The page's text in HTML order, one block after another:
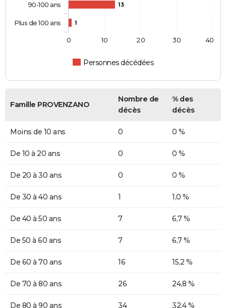
13
1
Personnes décédées
90-100 ans
Plus de 100 ans
0 10 20 30 40
Famille PROVENZANO
Nombre de
décès
% des
décès
Moins de 10 ans 0 0 %
De 10 à 20 ans 0 0 %
De 20 à 30 ans 0 0 %
De 30 à 40 ans 1 1,0 %
De 40 à 50 ans 7 6,7 %
De 50 à 60 ans 7 6,7 %
De 60 à 70 ans 16 15,2 %
De 70 à 80 ans 26 24,8 %
De 80 à 90 ans 34 32,4 %